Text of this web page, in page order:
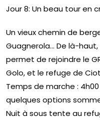
Jour 8: Un beau tour en
Un vieux chemin de
Guagnerola… De là-
permet de rejoindre le
Golo, et le refuge de
Temps de marche :
quelques options
Nuit à sous tente au